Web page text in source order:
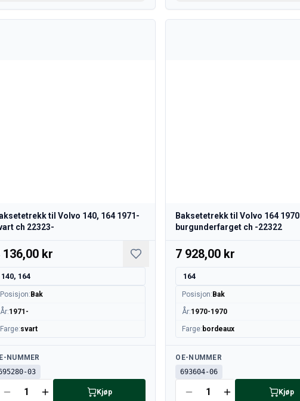
til Volvo 140, 164 1971-
ch 22323-
136,00 kr
140, 164
Posisjon: Bak
År:1971-
Farge:svart
NUMMER
03
Kjøp
Baksetetrekk til Volvo 164 1970
burgunderfarget ch -22322
7 928,00 kr
164
Posisjon: Bak
År:1970-1970
Farge: bordeaux
Tilgjengelig
OE-NUMMER
693604-06
Kjøp